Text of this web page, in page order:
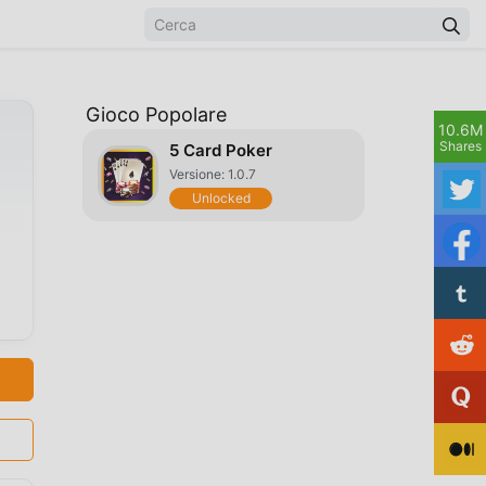
Gioco Popolare
5 Card Poker
Versione: 1.0.7
Unlocked
10.6M
Shares